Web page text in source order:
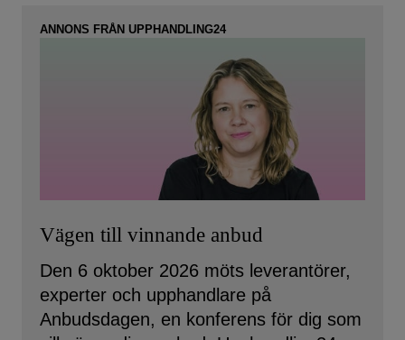
ANNONS FRÅN UPPHANDLING24
Vägen till vinnande anbud
Den 6 oktober 2026 möts leverantörer,
experter och upphandlare på
Anbudsdagen, en konferens för dig som